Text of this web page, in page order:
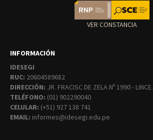
VER CONSTANCIA
INFORMACIÓN
IDESEGI
RUC: 20604589682
DIRECCIÓN: JR. FRACISC DE ZELA Nº 1990 - LINCE.
TELÉFONO: (01) 902290040
CELULAR: (+51) 927 138 741
EMAIL: informes@idesegi.edu.pe